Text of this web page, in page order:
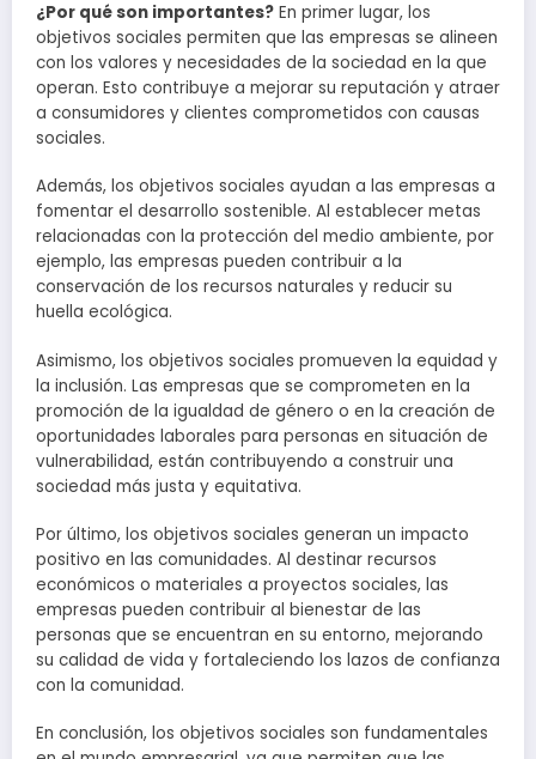
¿Por qué son importantes? En primer lugar, los
objetivos sociales permiten que las empresas se alineen
con los valores y necesidades de la sociedad en la que
operan. Esto contribuye a mejorar su reputación y atraer
a consumidores y clientes comprometidos con causas
sociales.
Además, los objetivos sociales ayudan a las empresas a
fomentar el desarrollo sostenible. Al establecer metas
relacionadas con la protección del medio ambiente, por
ejemplo, las empresas pueden contribuir a la
conservación de los recursos naturales y reducir su
huella ecológica.
Asimismo, los objetivos sociales promueven la equidad y
la inclusión. Las empresas que se comprometen en la
promoción de la igualdad de género o en la creación de
oportunidades laborales para personas en situación de
vulnerabilidad, están contribuyendo a construir una
sociedad más justa y equitativa.
Por último, los objetivos sociales generan un impacto
positivo en las comunidades. Al destinar recursos
económicos o materiales a proyectos sociales, las
empresas pueden contribuir al bienestar de las
personas que se encuentran en su entorno, mejorando
su calidad de vida y fortaleciendo los lazos de confianza
con la comunidad.
En conclusión, los objetivos sociales son fundamentales